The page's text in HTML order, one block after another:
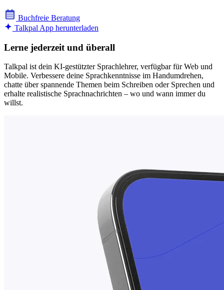
Buchfreie Beratung
Talkpal App herunterladen
Lerne jederzeit und überall
Talkpal ist dein KI-gestützter Sprachlehrer, verfügbar für Web und
Mobile. Verbessere deine Sprachkenntnisse im Handumdrehen,
chatte über spannende Themen beim Schreiben oder Sprechen und
erhalte realistische Sprachnachrichten – wo und wann immer du
willst.